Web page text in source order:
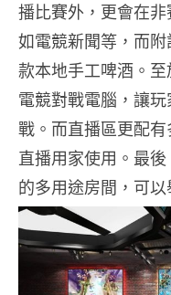
播比賽外，更會在
如電競新聞等，而
款本地手工啤酒。
電競對戰電腦，讓
戰。而直播區更配
直播用家使用。最
的多用途房間，可以